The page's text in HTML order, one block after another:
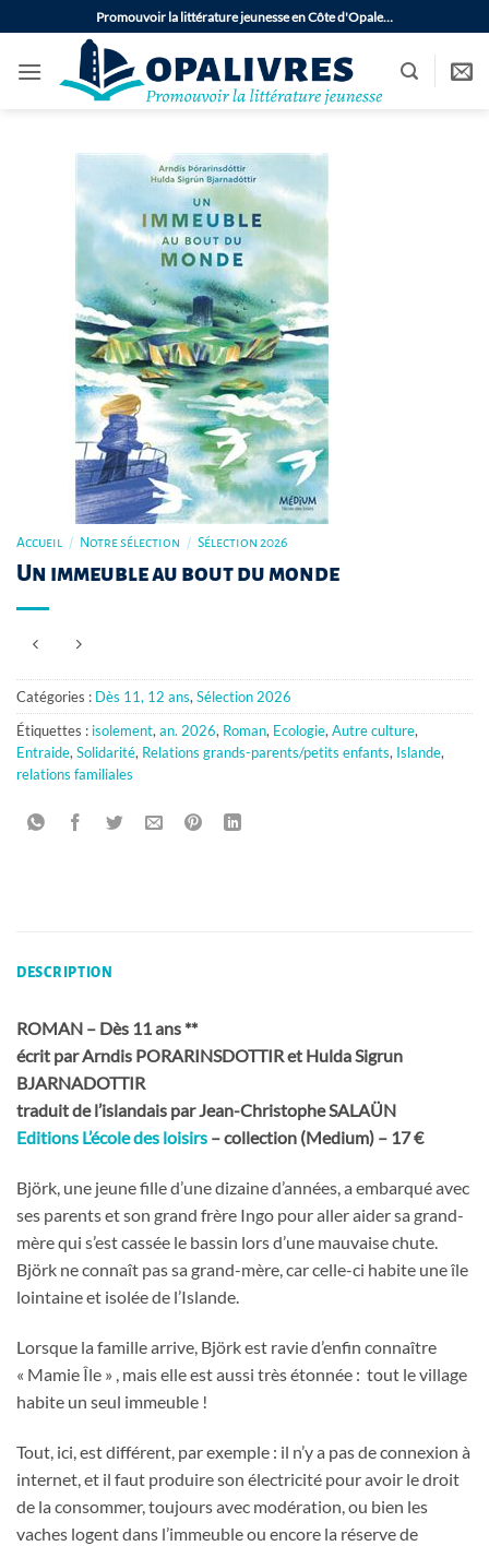
au
contenu
Promouvoir la littérature jeunesse en Côte d'Opale…
Accueil / Notre sélection / Sélection 2026
Un immeuble au bout du monde
Catégories : Dès 11, 12 ans,Sélection 2026
Étiquettes : isolement,an. 2026, Roman, Ecologie,Autre culture,
Entraide,Solidarité, Relations grands-parents/petits enfants, Islande,
relations familiales
DESCRIPTION
ROMAN – Dès 11 ans **
écrit par Arndis PORARINSDOTTIR et Hulda Sigrun
BJARNADOTTIR
traduit de l’islandais par Jean-Christophe SALAÜN
Editions L’école des loisirs – collection (Medium) – 17 €
Björk, une jeune fille d’une dizaine d’années, a embarqué avec
ses parents et son grand frère Ingo pour aller aider sa grand-
mère qui s’est cassée le bassin lors d’une mauvaise chute.
Björk ne connaît pas sa grand-mère, car celle-ci habite une île
lointaine et isolée de l’Islande.
Lorsque la famille arrive, Björk est ravie d’enfin connaître
« Mamie Île » , mais elle est aussi très étonnée : tout le village
habite un seul immeuble !
Tout, ici, est différent, par exemple : il n’y a pas de connexion à
internet, et il faut produire son électricité pour avoir le droit
de la consommer, toujours avec modération, ou bien les
vaches logent dans l’immeuble ou encore la réserve de